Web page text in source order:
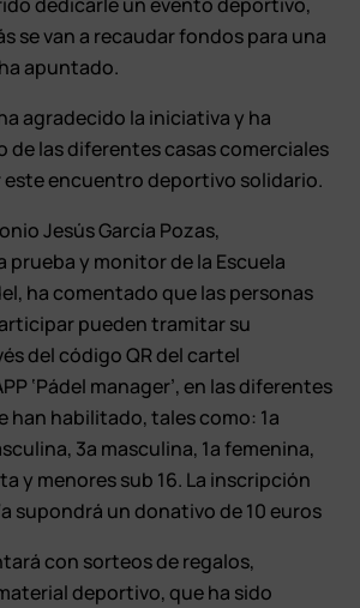
se van a recaudar fondos para una
apuntado.
agradecido la iniciativa y ha
de las diferentes casas comerciales
este encuentro deportivo solidario.
Jesús García Pozas,
prueba y monitor de la Escuela
ha comentado que las personas
pueden tramitar su
del código QR del cartel
‘Pádel manager’, en las diferentes
han habilitado, tales como: 1ª
3ª masculina, 1ª femenina,
y menores sub 16. La inscripción
supondrá un donativo de 10 euros
con sorteos de regalos,
deportivo, que ha sido